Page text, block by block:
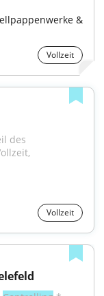
&
Vollzeit
des
Vollzeit